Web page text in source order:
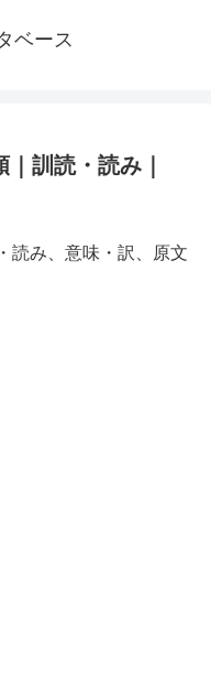
ベース
訓読・読み｜
読み、意味・訳、原文